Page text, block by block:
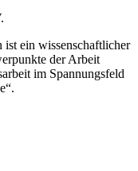
ist ein wissenschaftlicher
der Arbeit
im Spannungsfeld